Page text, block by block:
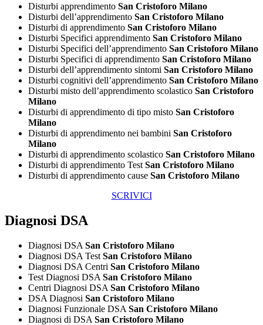
Disturbi apprendimento San Cristoforo Milano
Disturbi dell’apprendimento San Cristoforo Milano
Disturbi di apprendimento San Cristoforo Milano
Disturbi Specifici apprendimento San Cristoforo Milano
Disturbi Specifici dell’apprendimento San Cristoforo Milano
Disturbi Specifici di apprendimento San Cristoforo Milano
Disturbi dell’apprendimento sintomi San Cristoforo Milano
Disturbi cognitivi dell’apprendimento San Cristoforo Milano
Disturbi misto dell’apprendimento scolastico San Cristoforo
Milano
Disturbi di apprendimento di tipo misto San Cristoforo
Milano
Disturbi di apprendimento nei bambini San Cristoforo
Milano
Disturbi di apprendimento scolastico San Cristoforo Milano
Disturbi di apprendimento Test San Cristoforo Milano
Disturbi di apprendimento cause San Cristoforo Milano
SCRIVICI
Diagnosi DSA
Diagnosi DSA San Cristoforo Milano
Diagnosi DSA Test San Cristoforo Milano
Diagnosi DSA Centri San Cristoforo Milano
Test Diagnosi DSA San Cristoforo Milano
Centri Diagnosi DSA San Cristoforo Milano
DSA Diagnosi San Cristoforo Milano
Diagnosi Funzionale DSA San Cristoforo Milano
Diagnosi di DSA San Cristoforo Milano